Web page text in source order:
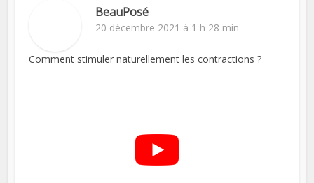
BeauPosé
20 décembre 2021 à 1 h 28 min
Comment stimuler naturellement les contractions ?